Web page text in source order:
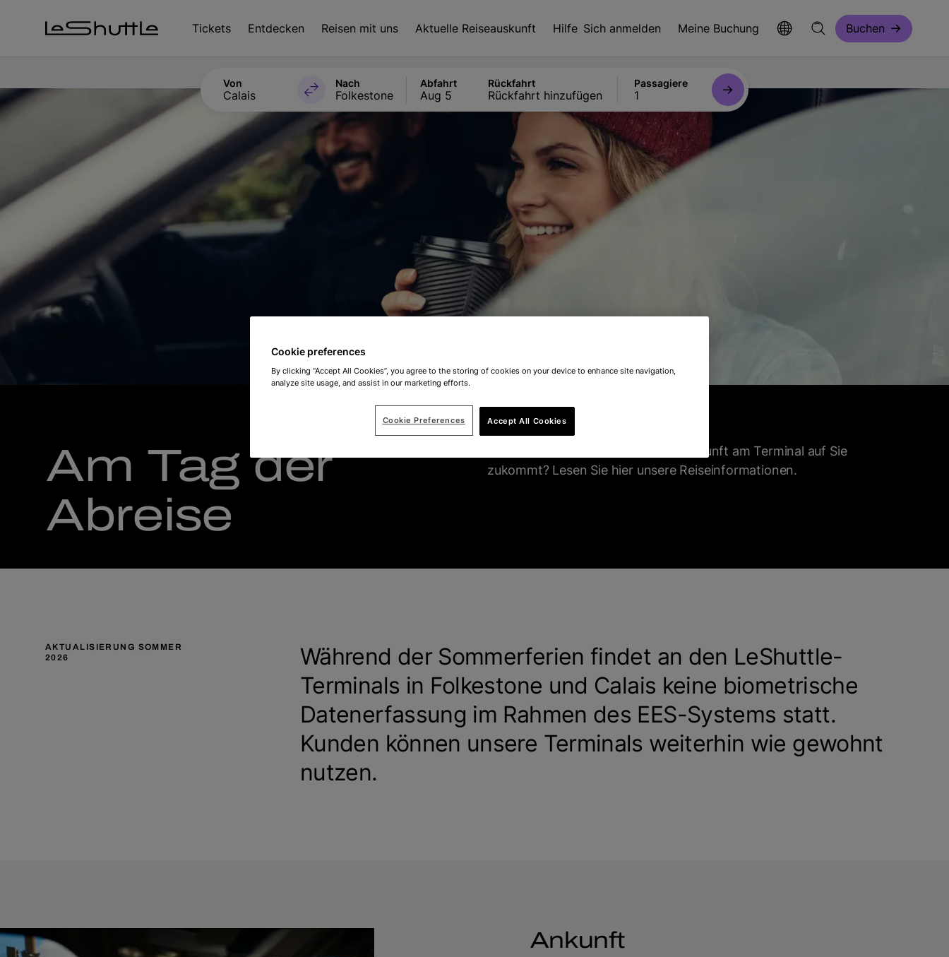
Tickets
Entdecken Reisen mit uns Aktuelle Reiseauskunft Hilfe Sich anmelden Meine Buchung Buchen
Von
Calais
Nach
Folkestone
Abfahrt
Aug 5
Rückfahrt
Rückfahrt hinzufügen
Passagiere
1
Am Tag der
Abreise
Möchten Sie wissen, was bei der Ankunft am Terminal auf Sie
zukommt? Lesen Sie hier unsere Reiseinformationen.
AKTUALISIERUNG SOMMER
2026
Während der Sommerferien findet an den LeShuttle-
Terminals in Folkestone und Calais keine biometrische
Datenerfassung im Rahmen des EES-Systems statt.
Kunden können unsere Terminals weiterhin wie gewohnt
nutzen.
Ankunft
Cookie preferences
By clicking “Accept All Cookies”, you agree to the storing of cookies on your device to enhance site navigation,
analyze site usage, and assist in our marketing efforts.
Accept All Cookies
Cookie Preferences